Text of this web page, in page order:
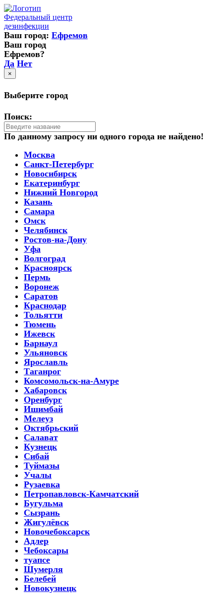
Федеральный центр
дезинфекции
Ваш город: Ефремов
Ваш город
Ефремов?
Да Нет
×
Выберите город
Поиск:
По данному запросу ни одного города не найдено!
Москва
Санкт-Петербург
Новосибирск
Екатеринбург
Нижний Новгород
Казань
Самара
Омск
Челябинск
Ростов-на-Дону
Уфа
Волгоград
Красноярск
Пермь
Воронеж
Саратов
Краснодар
Тольятти
Тюмень
Ижевск
Барнаул
Ульяновск
Ярославль
Таганрог
Комсомольск-на-Амуре
Хабаровск
Оренбург
Ишимбай
Мелеуз
Октябрьский
Салават
Кузнецк
Сибай
Туймазы
Учалы
Рузаевка
Петропавловск-Камчатский
Бугульма
Сызрань
Жигулёвск
Новочебоксарск
Адлер
Чебоксары
туапсе
Шумерля
Белебей
Новокузнецк